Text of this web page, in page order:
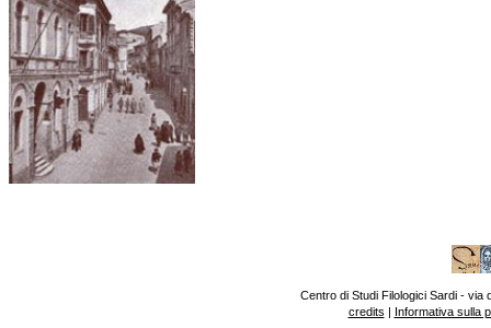
Centro di Studi Filologici Sardi - via
credits | Informativa sulla